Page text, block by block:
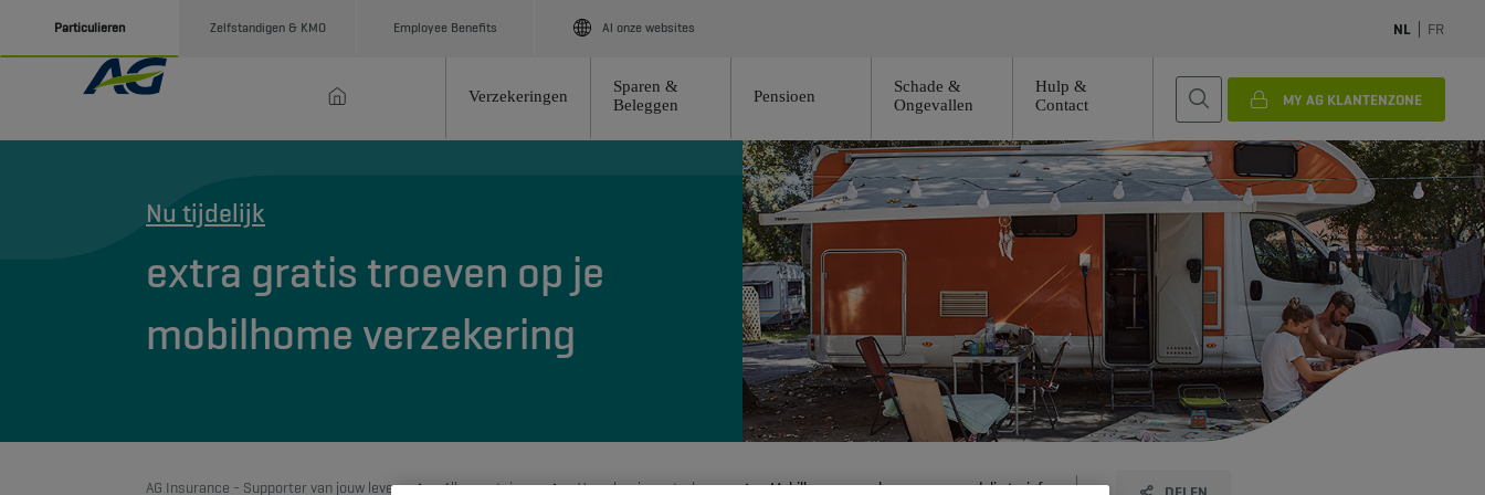
Particulieren Zelfstandigen & KMO Employee Benefits Al onze websites NL FR
Verzekeringen
Sparen &
Beleggen
Pensioen
Schade &
Ongevallen
Hulp &
Contact
MY AG KLANTENZONE
Nu tijdelijk
extra gratis troeven op je
mobilhome verzekering
AG Insurance - Supporter van jouw leven Alle voertuigen Verzeker je motorhome Mobilhome verzekeren aan voordelig tarief